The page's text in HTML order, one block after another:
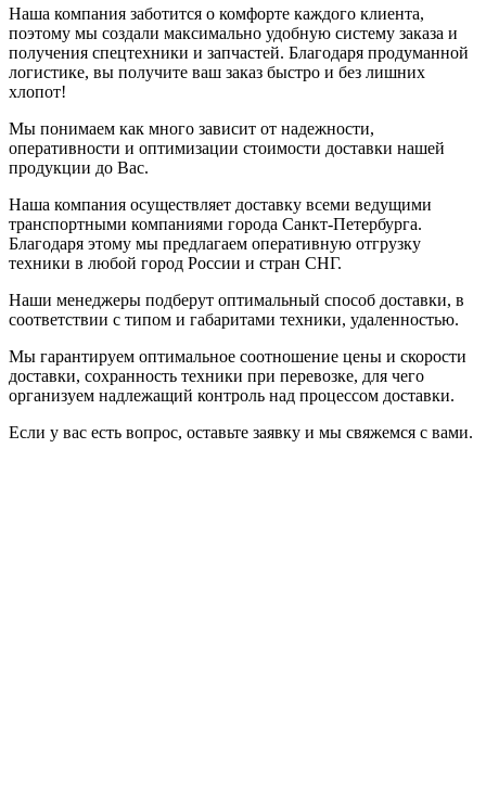
Наша компания заботится о комфорте каждого клиента,
поэтому мы создали максимально удобную систему заказа и
получения спецтехники и запчастей. Благодаря продуманной
логистике, вы получите ваш заказ быстро и без лишних
хлопот!
Мы понимаем как много зависит от надежности,
оперативности и оптимизации стоимости доставки нашей
продукции до Вас.
Наша компания осуществляет доставку всеми ведущими
транспортными компаниями города Санкт-Петербурга.
Благодаря этому мы предлагаем оперативную отгрузку
техники в любой город России и стран СНГ.
Наши менеджеры подберут оптимальный способ доставки, в
соответствии с типом и габаритами техники, удаленностью.
Мы гарантируем оптимальное соотношение цены и скорости
доставки, сохранность техники при перевозке, для чего
организуем надлежащий контроль над процессом доставки.
Если у вас есть вопрос, оставьте заявку и мы свяжемся с вами.